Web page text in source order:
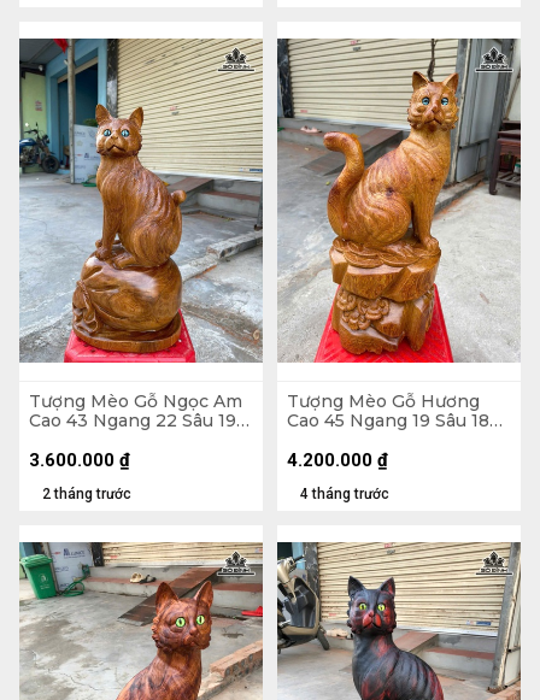
Tượng Mèo Gỗ Ngọc Am
Cao 43 Ngang 22 Sâu 19
2 tháng trước
3.600.000 ₫
Tượng Mèo Gỗ Hương
Cao 45 Ngang 19 Sâu 18
4 tháng trước
4.200.000 ₫